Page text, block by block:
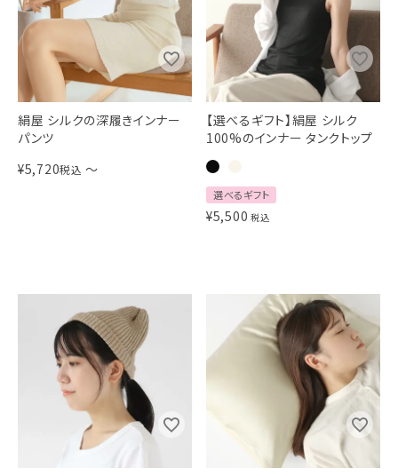
絹屋 シルクの深履きインナー
パンツ
¥5,720税込 〜
【選べるギフト】絹屋 シルク
100%のインナー タンクトップ
選べるギフト
¥5,500 税込